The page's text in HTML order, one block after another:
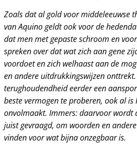
Zoals dat al gold voor middeleeuwse
van Aquino geldt ook voor de
dat men met gepaste schroom en
spreken over dat wat zich aan gene
voordoet en zich welhaast aan de
en andere uitdrukkingswijzen
terughoudendheid eerder een
beste vermogen te proberen, ook al
onvolmaakt. Immers: daarvoor wordt
juist gevraagd, om woorden en
vinden voor wat bijna onzegbaar is.